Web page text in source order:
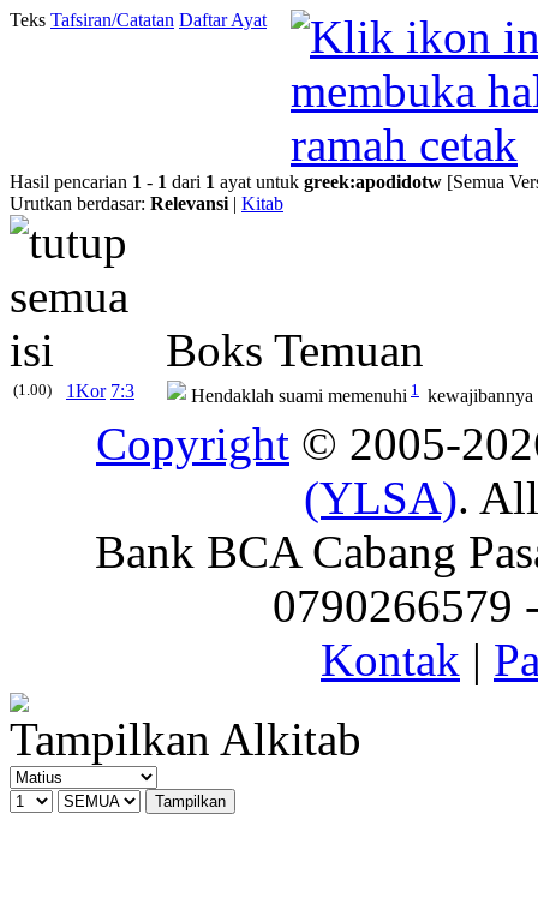
Teks Tafsiran/Catatan Daftar Ayat
Hasil pencarian 1 - 1 dari 1 ayat untuk greek:apodidotw [Semua
Urutkan berdasar: Relevansi | Kitab
Boks Temuan
(1.00) 1Kor 7:3 Hendaklah suami memenuhi 1 kewajibannya
Copyright © 2005-
(YLSA).
Bank BCA Cabang
0790266579
Kontak |
Tampilkan Alkitab